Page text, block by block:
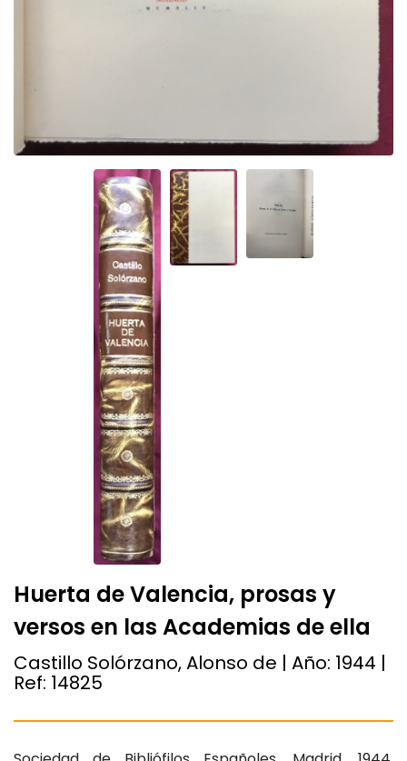
Huerta de Valencia, prosas y
versos en las Academias de ella
Castillo Solórzano, Alonso de | Año: 1944 |
Ref: 14825